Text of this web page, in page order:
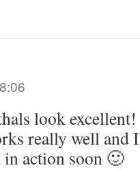
look
really well
in action soon 🙂